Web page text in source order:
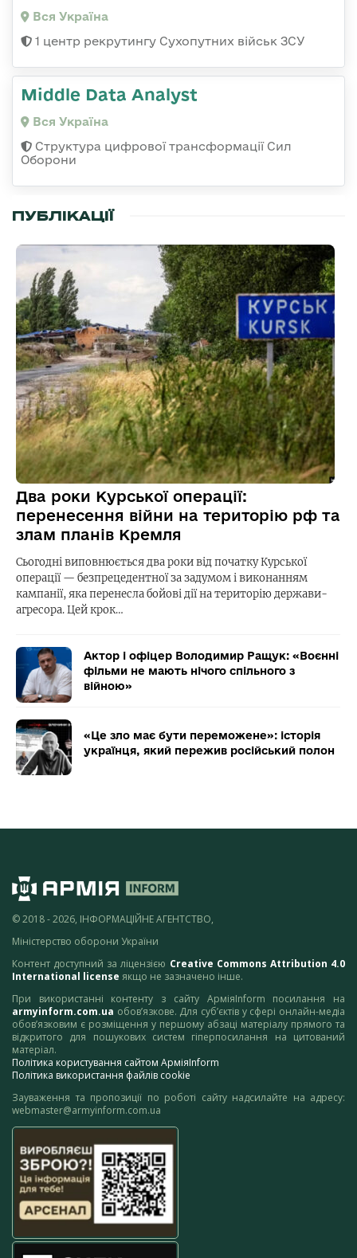
Вся Україна
1 центр рекрутингу Сухопутних військ ЗСУ
Middle Data Analyst
Вся Україна
Структура цифрової трансформації Сил
Оборони
ПУБЛІКАЦІЇ
Два роки Курської операції:
перенесення війни на територію рф та
злам планів Кремля
Сьогодні виповнюється два роки від початку Курської
операції — безпрецедентної за задумом і виконанням
кампанії, яка перенесла бойові дії на територію держави-
агресора. Цей крок…
Актор і офіцер Володимир Ращук: «Воєнні
фільми не мають нічого спільного з
війною»
«Це зло має бути переможене»: історія
українця, який пережив російський полон
© 2018 - 2026, ІНФОРМАЦІЙНЕ АГЕНТСТВО,
Міністерство оборони України
Контент доступний за ліцензією Creative Commons Attribution 4.0
International license якщо не зазначено інше.
При використанні контенту з сайту АрміяInform посилання на
armyinform.com.ua обов’язкове. Для суб’єктів у сфері онлайн-медіа
обов’язковим є розміщення у першому абзаці матеріалу прямого та
відкритого для пошукових систем гіперпосилання на цитований
матеріал.
Політика користування сайтом АрміяInform
Політика використання файлів cookie
Зауваження та пропозиції по роботі сайту надсилайте на адресу:
webmaster@armyinform.com.ua